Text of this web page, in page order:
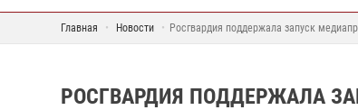
Главная Новости Росгвардия поддержала запуск
РОСГВАРДИЯ ПОДДЕРЖАЛА